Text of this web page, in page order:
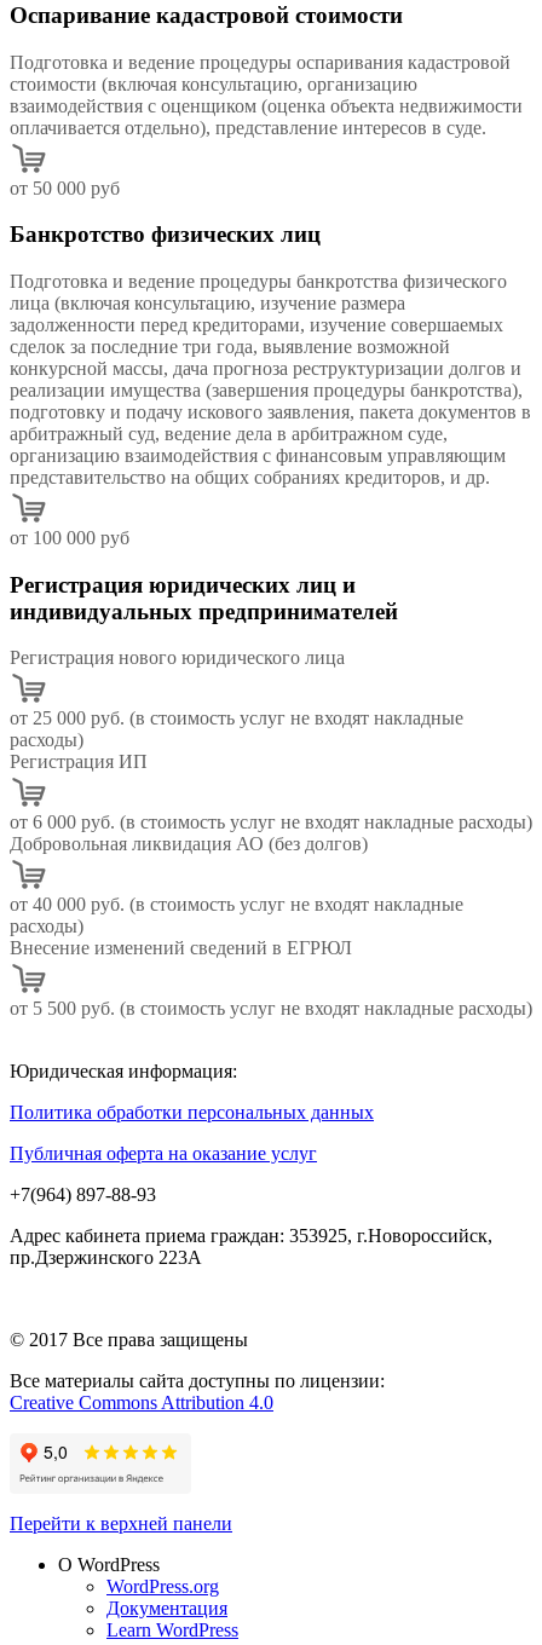
Оспаривание кадастровой стоимости
Подготовка и ведение процедуры оспаривания кадастровой
стоимости (включая консультацию, организацию
взаимодействия с оценщиком (оценка объекта недвижимости
оплачивается отдельно), представление интересов в суде.
от 50 000 руб
Банкротство физических лиц
Подготовка и ведение процедуры банкротства физического
лица (включая консультацию, изучение размера
задолженности перед кредиторами, изучение совершаемых
сделок за последние три года, выявление возможной
конкурсной массы, дача прогноза реструктуризации долгов и
реализации имущества (завершения процедуры банкротства),
подготовку и подачу искового заявления, пакета документов в
арбитражный суд, ведение дела в арбитражном суде,
организацию взаимодействия с финансовым управляющим
представительство на общих собраниях кредиторов, и др.
от 100 000 руб
Регистрация юридических лиц и
индивидуальных предпринимателей
Регистрация нового юридического лица
от 25 000 руб. (в стоимость услуг не входят накладные
расходы)
Регистрация ИП
от 6 000 руб. (в стоимость услуг не входят накладные расходы)
Добровольная ликвидация АО (без долгов)
от 40 000 руб. (в стоимость услуг не входят накладные
расходы)
Внесение изменений сведений в ЕГРЮЛ
от 5 500 руб. (в стоимость услуг не входят накладные расходы)
Юридическая информация:
Политика обработки персональных данных
Публичная оферта на оказание услуг
+7(964) 897-88-93
Адрес кабинета приема граждан: 353925, г.Новороссийск,
пр.Дзержинского 223А
© 2017 Все права защищены
Все материалы сайта доступны по лицензии:
Creative Commons Attribution 4.0
Перейти к верхней панели
О WordPress
WordPress.org
Документация
Learn WordPress